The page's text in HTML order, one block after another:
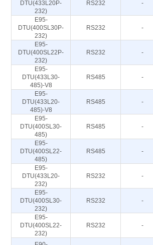
DTU(433L20P-
232)
RS232 -
E95-
DTU(400SL30P-
232)
RS232 -
E95-
DTU(400SL22P-
232)
RS232 -
E95-
DTU(433L30-
485)-V8
RS485 -
E95-
DTU(433L20-
485)-V8
RS485 -
E95-
DTU(400SL30-
485)
RS485 -
E95-
DTU(400SL22-
485)
RS485 -
E95-
DTU(433L20-
232)
RS232 -
E95-
DTU(400SL30-
232)
RS232 -
E95-
DTU(400SL22-
232)
RS232 -